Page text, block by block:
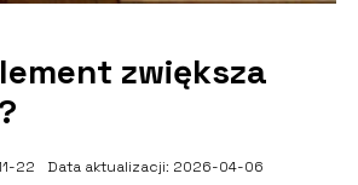
zwiększa
22 Data aktualizacji: 2026-04-06